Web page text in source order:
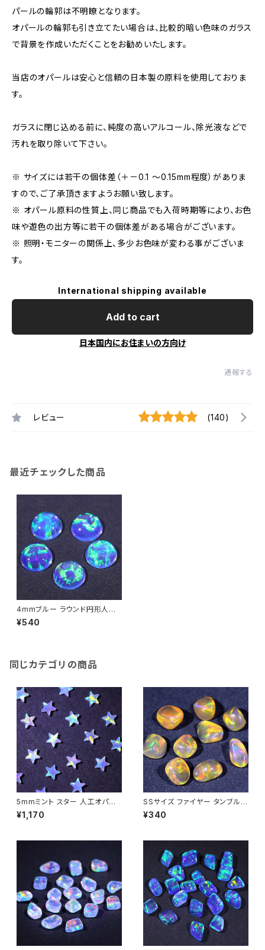
パールの輪郭は不明瞭となります。
オパールの輪郭も引き立てたい場合は、比較的暗い色味のガラス
で背景を作成いただくことをお勧めいたします。
当店のオパールは安心と信頼の日本製の原料を使用しておりま
す。
ガラスに閉じ込める前に、純度の高いアルコール、除光液などで
汚れを取り除いて下さい。
※ サイズには若干の個体差（＋－0.1 〜0.15mm程度）がありま
すので、ご了承頂きますようお願い致します。
※ オパール原料の性質上、同じ商品でも入荷時期等により、お色
味や遊色の出方等に若干の個体差がある場合がございます。
※ 照明・モニターの関係上、多少お色味が変わる事がございま
す。
International shipping available
Add to cart
日本国内にお住まいの方向け
通報する
レビュー (140)
最近チェックした商品
4mmブルー ラウンド円形人工
オパール1個 - 耐熱ガラス / ボ
ロシリケイトガラス（COE33）専
¥540
同じカテゴリの商品
5mmミント スター 人工オパー
ル1個 - 耐熱ガラス / ボロシリケ
イトガラス（COE33）専用
¥1,170
SSサイズ ファイヤー タンブル不
定形人工オパール1個 - 耐熱ガ
ラス / ボロシリケイトガラス（C
¥340